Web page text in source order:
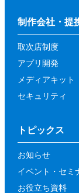
制作会社・提
取次店制度
アプリ開発
メディアキット
セキュリティ
トピックス
お知らせ
イベント・セミ
お役立ち資料